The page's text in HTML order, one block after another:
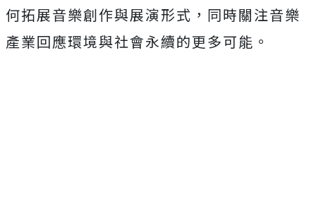
何拓展音樂創作與展演形式，同時關注音樂
產業回應環境與社會永續的更多可能。